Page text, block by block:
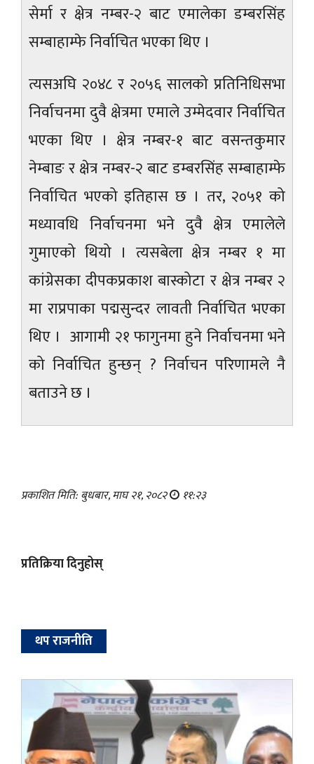
सेर्मा र क्षेत्र नम्बर-२ बाट एमालेका डम्बरसिंह
सम्बाहाम्फे निर्वाचित भएका थिए ।
त्यसअघि २०४८ र २०५६ सालको प्रतिनिधिसभा
निर्वाचनमा दुवै क्षेत्रमा एमाले उम्मेदवार निर्वाचित
भएका थिए । क्षेत्र नम्बर-१ बाट वसन्तकुमार
नेम्बाङ र क्षेत्र नम्बर-२ बाट डम्बरसिंह सम्बाहाम्फे
निर्वाचित भएको इतिहास छ । तर, २०५१ को
मध्यावधि निर्वाचनमा भने दुवै क्षेत्र एमालेले
गुमाएको थियो । त्यसबेला क्षेत्र नम्बर १ मा
कांग्रेसका दीपकप्रकाश बास्कोटा र क्षेत्र नम्बर २
मा राप्रपाका पद्मसुन्दर लावती निर्वाचित भएका
थिए । आगामी २१ फागुनमा हुने निर्वाचनमा भने
को निर्वाचित हुन्छन् ? निर्वाचन परिणामले नै
बताउने छ ।
प्रकाशित मिति: बुधबार, माघ २१, २०८२ ११:२३
प्रतिक्रिया दिनुहोस्
थप राजनीति